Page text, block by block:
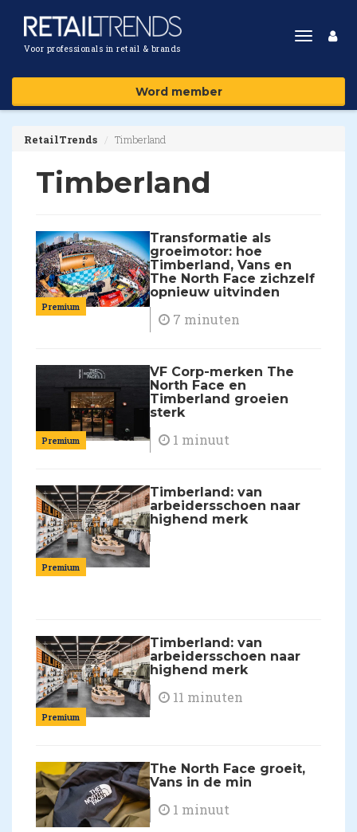
Voor professionals in retail & brands
Toggle
Word member
RetailTrends Timberland
Timberland
Premium
Transformatie als
groeimotor: hoe
Timberland, Vans en
The North Face zichzelf
opnieuw uitvinden
7 minuten
Premium
VF Corp-merken The
North Face en
Timberland groeien
sterk
1 minuut
Premium
Timberland: van
arbeidersschoen naar
highend merk
Premium
Timberland: van
arbeidersschoen naar
highend merk
11 minuten
The North Face groeit,
Vans in de min
1 minuut